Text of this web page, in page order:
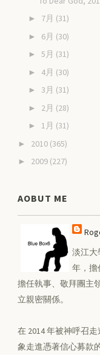
► 7月 (31)
► 6月 (30)
► 5月 (31)
► 4月 (30)
► 3月 (31)
► 2月 (28)
► 1月 (31)
► 2010 (365)
► 2009 (227)
AOBUT ME
淡江大
年，擔
擔任執事、敬拜團主
立親密關係。
在 2014 年被神呼召
象走進憑著信心募款